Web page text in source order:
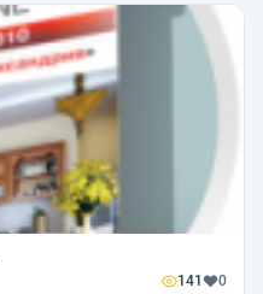
141 0